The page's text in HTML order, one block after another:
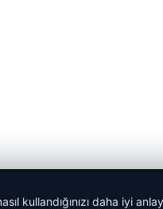
kullandığınızı daha iyi